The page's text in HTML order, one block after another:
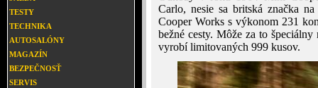
TESTY
TECHNIKA
AUTOSALÓNY
MAGAZÍN
BEZPEČNOSŤ
SERVIS
Carlo, nesie sa britská značka
Cooper Works s výkonom 231
bežné cesty. Môže za to
vyrobí limitovaných 999 kusov.